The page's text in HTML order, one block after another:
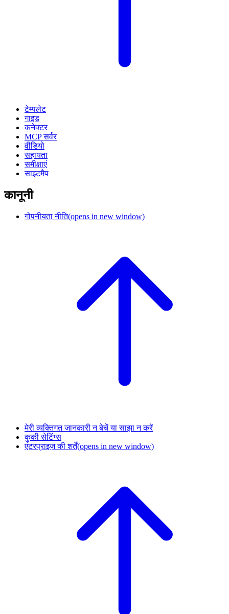
टेम्पलेट
गाइड
कनेक्टर
MCP सर्वर
वीडियो
सहायता
समीक्षाएं
साइटमैप
कानूनी
गोपनीयता नीति(opens in new window)
मेरी व्यक्तिगत जानकारी न बेचें या साझा न करें
कुकी सेटिंग्स
एंटरप्राइज़ की शर्तें(opens in new window)